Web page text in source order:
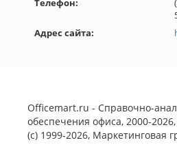
Телефон:
Адрес сайта:
Officemart.ru - Справочно-
обеспечения офиса, 2000-
(с) 1999-2026, Маркетинговая